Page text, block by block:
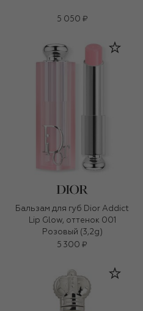
5 050 ₽
Бальзам для губ Dior Addict
Lip Glow, оттенок 001
Розовый (3,2g)
5 300 ₽